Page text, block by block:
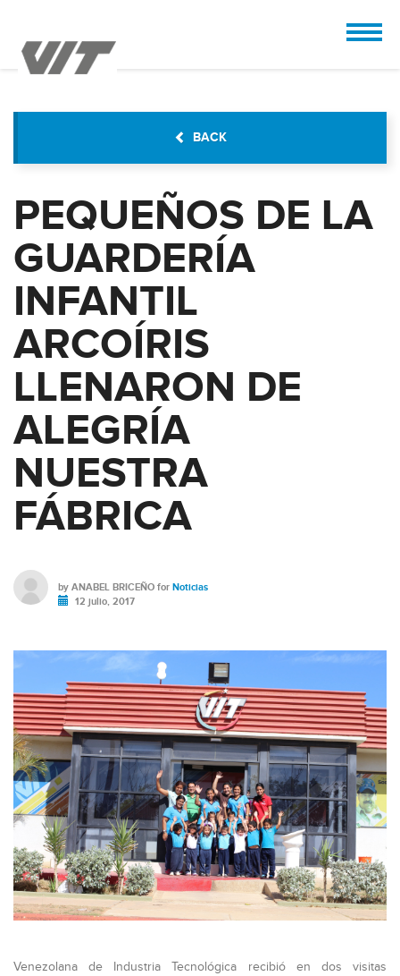
BACK
PEQUEÑOS DE LA
GUARDERÍA
INFANTIL
ARCOÍRIS
LLENARON DE
ALEGRÍA
NUESTRA
FÁBRICA
by ANABEL BRICEÑO for Noticias
12 julio, 2017
Venezolana de Industria Tecnológica recibió en dos visitas